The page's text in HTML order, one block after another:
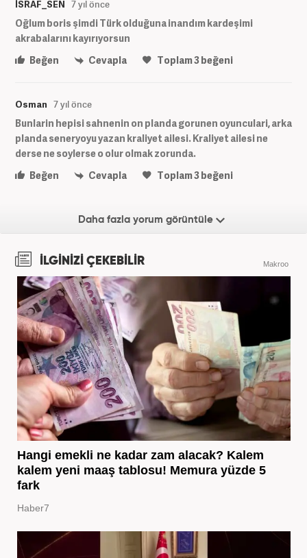
İSRAF_SEN 7 yıl önce
Oğlum boris şimdi Türk olduğuna inandım kardeşimi
akrabalarını kayırıyorsun
Beğen
Cevapla Toplam3beğeni
Osman 7 yıl önce
Bunlarin hepisi sahnenin on planda gorunen oyunculari, arka
planda seneryoyu yazan kraliyet ailesi. Kraliyet ailesi ne
derse ne soylerse o olur olmak zorunda.
Beğen
Cevapla Toplam3beğeni
Daha fazla yorum görüntüle
İLGİNİZİ ÇEKEBİLİR Makroo
Hangi emekli ne kadar zam alacak? Kalem
kalem yeni maaş tablosu! Memura yüzde 5
fark
Haber7